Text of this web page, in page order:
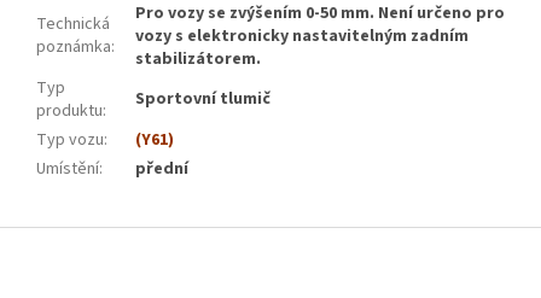
Technická
poznámka:
Pro vozy se zvýšením 0-50 mm. Není určeno pro
vozy s elektronicky nastavitelným zadním
stabilizátorem.
Typ
produktu:
Sportovní tlumič
Typ vozu:
(Y61)
Umístění: přední